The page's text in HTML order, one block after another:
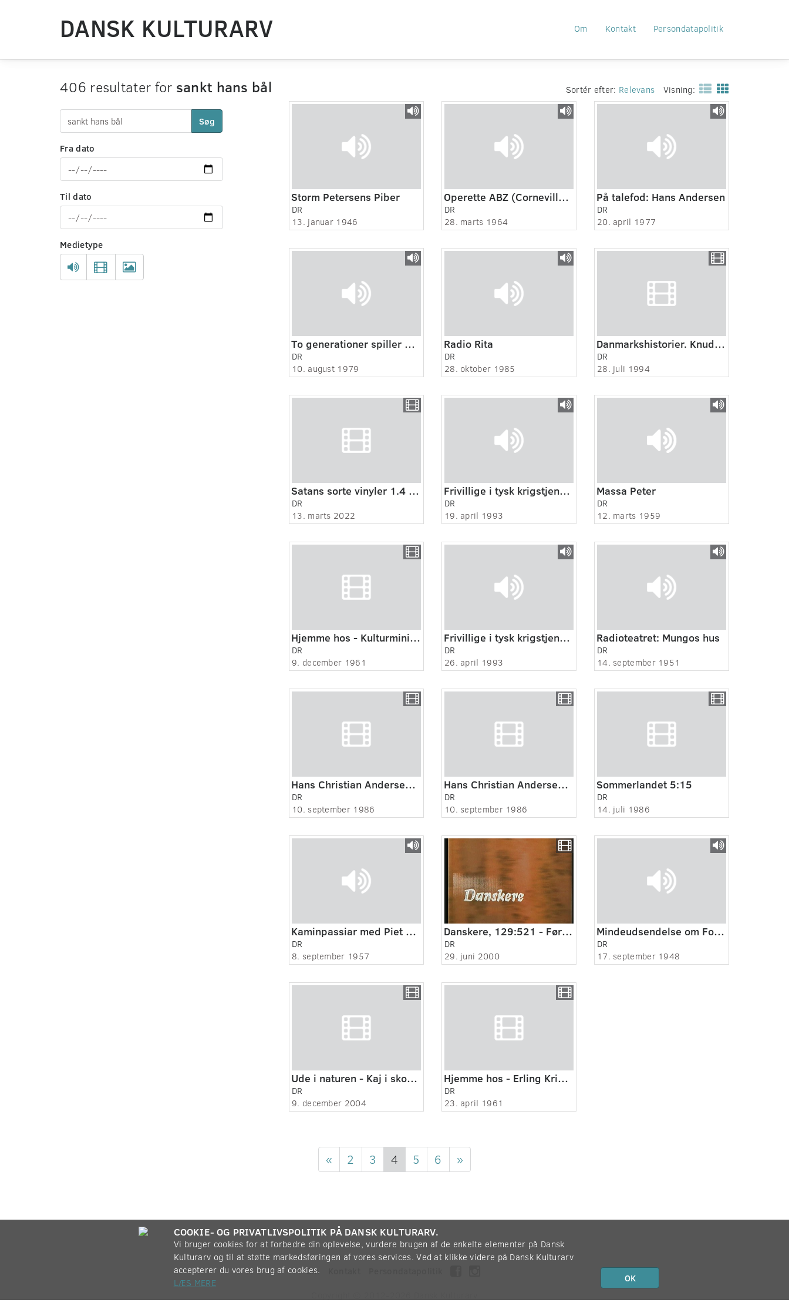
DANSK KULTURARV Om Kontakt Persondatapolitik
406 resultater for sankt hans bål
Søg
Fra dato
Til dato
Medietype
Sortér efter: Relevans Visning:
Storm Petersens Piber
DR
13. januar 1946
Operette ABZ (Cornevilles klokker)
DR
28. marts 1964
På talefod: Hans Andersen
DR
20. april 1977
To generationer spiller ud : Lone Kellermann og Hans Kellermann
DR
10. august 1979
Radio Rita
DR
28. oktober 1985
Danmarkshistorier. Knuds knogler.
DR
28. juli 1994
Satans sorte vinyler 1.4 Du samlede hans blod op i en kop
DR
13. marts 2022
Frivillige i tysk krigstjeneste 1:5
DR
19. april 1993
Massa Peter
DR
12. marts 1959
Hjemme hos - Kulturminister Julius Bomholt
DR
9. december 1961
Frivillige i tysk krigstjeneste 2:5
DR
26. april 1993
Radioteatret: Mungos hus
DR
14. september 1951
Hans Christian Andersen's Denmark
DR
10. september 1986
Hans Christian Andersen's Denmark
DR
10. september 1986
Sommerlandet 5:15
DR
14. juli 1986
Kaminpassiar med Piet Hein.
DR
8. september 1957
Danskere, 129:521 - Før rejsen til Florida.
DR
29. juni 2000
Mindeudsendelse om Folke Bernadotte
DR
17. september 1948
Ude i naturen - Kaj i skoven
DR
9. december 2004
Hjemme hos - Erling Kristensen
DR
23. april 1961
« 2 3 4 5 6 »
Om
COOKIE- OG PRIVATLIVSPOLITIK PÅ DANSK KULTURARV.
Vi bruger cookies for at forbedre din oplevelse, vurdere brugen af de enkelte elementer på Dansk
Kulturarv og til at støtte markedsføringen af vores services. Ved at klikke videre på Dansk Kulturarv
accepterer du vores brug af cookies.
LÆS MERE
OK